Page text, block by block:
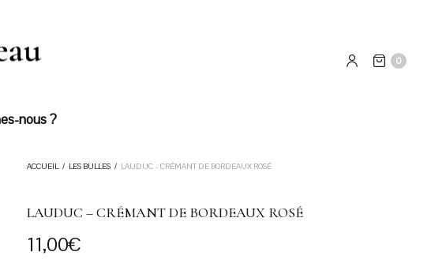
0
nous ?
ACCUEIL / LES BULLES / LAUDUC – CRÉMANT DE BORDEAUX ROSÉ
LAUDUC – CRÉMANT DE BORDEAUX ROSÉ
11,00€